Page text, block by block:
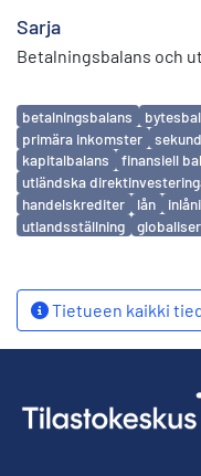
Sarja
Betalningsbalans och
Avainsanat
betalningsbalans
primära inkomster
kapitalbalans
finansiell
utländska
handelskrediter
lån
utlandsställning
Tietueen kaikki